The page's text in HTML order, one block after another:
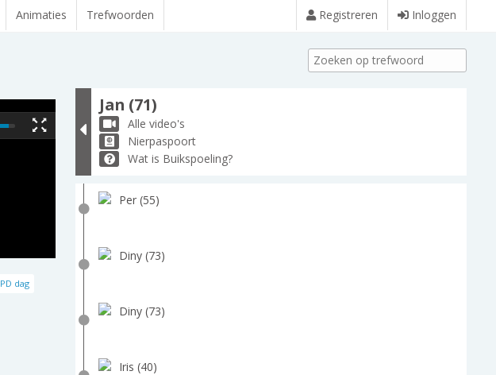
Animaties Trefwoorden Registreren Inloggen
PD dag
Jan (71)
Alle video's
Nierpaspoort
Wat is Buikspoeling?
Per (55)
Diny (73)
Diny (73)
Iris (40)